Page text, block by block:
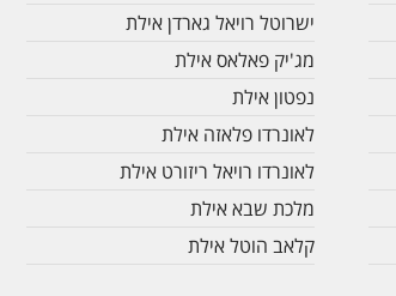
ישרוטל רויאל גארדן אילת
מג'יק פאלאס אילת
נפטון אילת
לאונרדו פלאזה אילת
לאונרדו רויאל ריזורט אילת
מלכת שבא אילת
קלאב הוטל אילת